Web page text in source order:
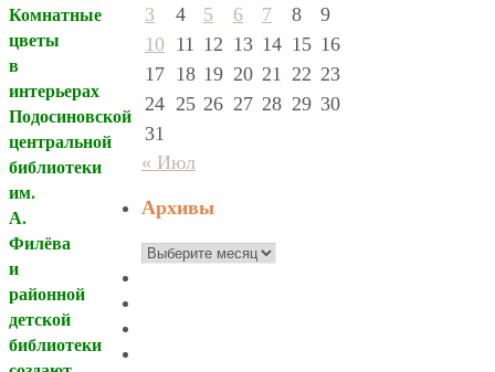
Комнатные
цветы
в
интерьерах
Подосиновской
центральной
библиотеки
им.
А.
Филёва
и
районной
детской
библиотеки
3
4 5 6 7 8
9
10 11 12 13 14 15 16
17 18 19 20 21 22 23
24 25 26 27 28 29 30
31
« Июл
Архивы
Архивы